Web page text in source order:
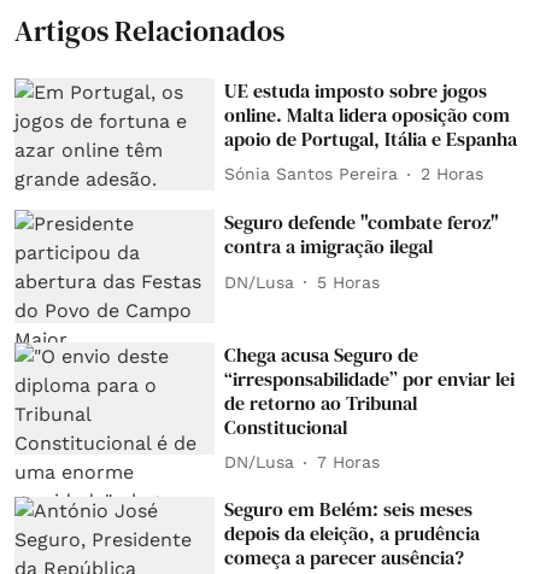
Artigos Relacionados
UE estuda imposto sobre jogos
online. Malta lidera oposição com
apoio de Portugal, Itália e Espanha
Sónia Santos Pereira 2 Horas
Seguro defende "combate feroz"
contra a imigração ilegal
DN/Lusa 5 Horas
Chega acusa Seguro de
“irresponsabilidade” por enviar lei
de retorno ao Tribunal
Constitucional
DN/Lusa 7 Horas
Seguro em Belém: seis meses
depois da eleição, a prudência
começa a parecer ausência?